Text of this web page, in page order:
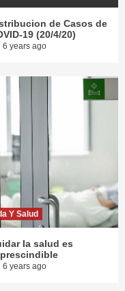
de Casos de
19 (20/4/20)
6 years ago
Y Salud
la salud es
6 years ago